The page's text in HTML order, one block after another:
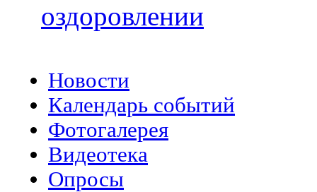
оздоровлении
Новости
Календарь событий
Фотогалерея
Видеотека
Опросы